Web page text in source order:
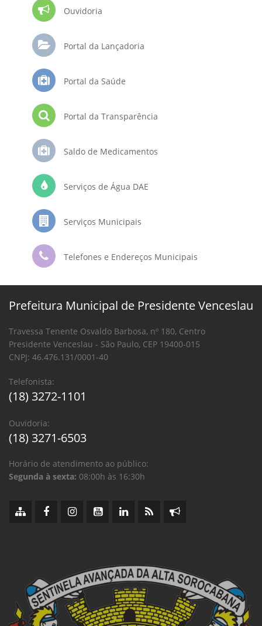
Ouvidoria
Portal da Lançadoria
Portal da Saúde
Portal da Transparência
Saldo de Medicamentos
Serviços de Água DAE
Serviços Municipais
Telefones e Endereços Municipais
Prefeitura Municipal de Presidente Venceslau
Travessa Tenente Osvaldo Barbosa, nº 180, Centro
Presidente Venceslau - São Paulo, CEP 19400-015
CNPJ: 46.476.131/0001-40
Telefonista:
(18) 3272-1101
Ouvidoria:
(18) 3271-6503
Horário de atendimento ao público:
Segunda à sexta: 08:00h às 16:30h